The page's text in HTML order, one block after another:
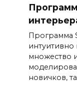
Программа
множество
новичков,